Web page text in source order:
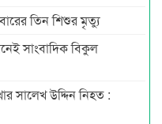
তিন শিশুর মৃত্যু
সাংবাদিক বিকুল
সালেখ উদ্দিন নিহত :